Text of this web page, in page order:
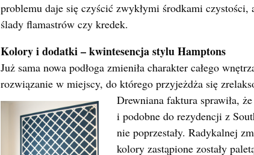
problemu daje się czyścić zwykłymi środkami czystości,
ślady flamastrów czy kredek.
Kolory i dodatki – kwintesencja stylu Hamptons
Już sama nowa podłoga zmieniła charakter całego
rozwiązanie w miejscy, do którego przyjeżdża się
Drewniana faktura sprawiła,
i podobne do rezydencji z
nie poprzestały. Radykalnej
kolory zastąpione zostały